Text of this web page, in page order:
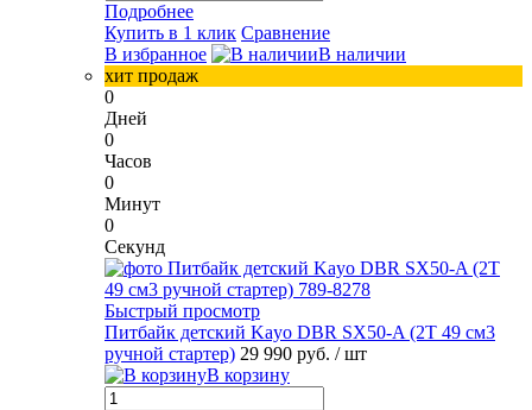
Подробнее
Купить в 1 клик Сравнение
В избранное
В наличии
хит продаж
0
Дней
0
Часов
0
Минут
0
Секунд
Быстрый просмотр
Питбайк детский Kayo DBR SX50-A (2T 49 см3
ручной стартер) 29 990 руб. / шт
В корзину